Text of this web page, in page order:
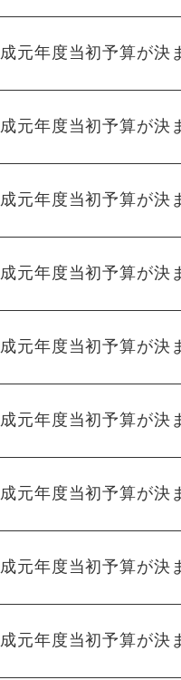
元年度当初予算が決
元年度当初予算が決
元年度当初予算が決
元年度当初予算が決
元年度当初予算が決
元年度当初予算が決
元年度当初予算が決
元年度当初予算が決
元年度当初予算が決